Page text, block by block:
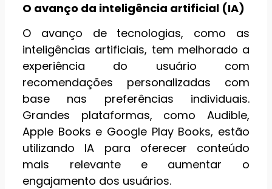
O avanço da inteligência artificial (IA)
O avanço de tecnologias, como as
inteligências artificiais, tem melhorado a
experiência do usuário com
recomendações personalizadas com
base nas preferências individuais.
Grandes plataformas, como Audible,
Apple Books e Google Play Books, estão
utilizando IA para oferecer conteúdo
mais relevante e aumentar o
engajamento dos usuários.